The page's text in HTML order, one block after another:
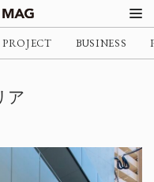
PROJECT BUSINESS
ア